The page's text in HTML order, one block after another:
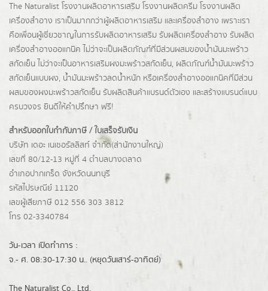
The Naturalist โรงงานผลิตอาหารเสริม โรงงานผลิตครีม โรงงานผลิต
เครื่องสำอาง เราเป็นมากกว่าผู้ผลิตอาหารเสริม และเครื่องสำอาง เพราะเรา
คือเพื่อนผู้เชี่ยวชาญในการรับผลิตอาหารเสริม รับผลิตเครื่องสำอาง รับผลิต
เครื่องสำอางออแกนิค ไม่ว่าจะเป็นผลิตภัณฑ์ที่มีส่วนผสมของน้ำมันมะพร้าว
สกัดเย็น ไม่ว่าจะเป็นอาหารเสริมผงมะพร้าวสกัดเย็น, ผลิตภัณฑ์น้ำมันมะพร้าว
สกัดเย็นแบบผง, น้ำมันมะพร้าวลดน้ำหนัก หรือเครื่องสำอางออแกนิคที่มีส่วน
ผสมของผงมะพร้าวสกัดเย็น รับผลิตสินค้าแบรนด์ตัวเอง และสร้างแบรนด์แบบ
ครบวงจร ยินดีให้คำปรึกษา ฟรี!
สำหรับออกใบกำกับภาษี / ใบเสร็จรับเงิน
บริษัท เดอะ เนเชอรัลลิสท์ จำกัด(ส่านักงานใหญ่)
เลขที่ 80/12-13 หมู่ที่ 4 ตำบลบางตลาด
อำเภอปากเกร็ด จังหวัดนนทบุรี
รหัสไปรษณีย์ 11120
เลขผู้เสียภาษี 012 556 303 3812
โทร 02-3340784
วัน-เวลา เปิดทำการ :
จ.- ศ. 08:30-17:30 น.. (หยุดวันเสาร์-อาทิตย์)
The Naturalist Co., Ltd.